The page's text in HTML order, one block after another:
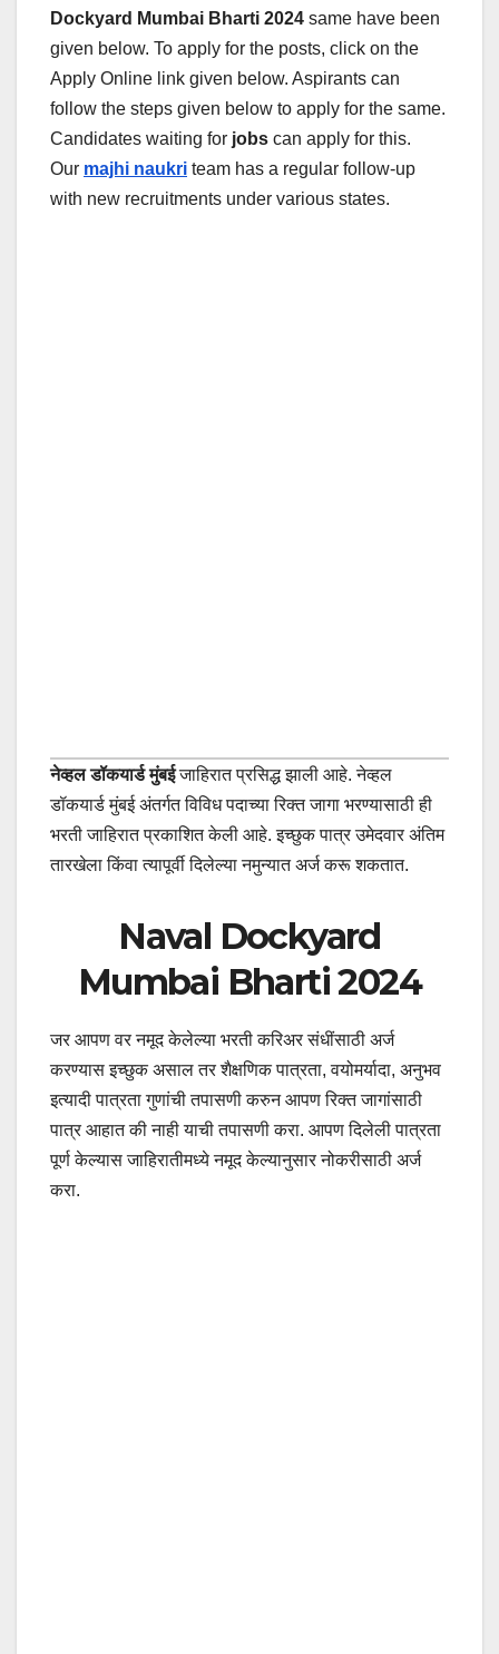
Dockyard Mumbai Bharti 2024 same have been
given below. To apply for the posts, click on the
Apply Online link given below. Aspirants can
follow the steps given below to apply for the same.
Candidates waiting for jobs can apply for this.
Our majhi naukri team has a regular follow-up
with new recruitments under various states.
नेव्हल डॉकयार्ड मुंबईजाहिरात प्रसिद्ध झाली आहे. नेव्हल
डॉकयार्ड मुंबई अंतर्गत विविध पदाच्या रिक्त जागा भरण्यासाठी ही
भरती जाहिरात प्रकाशित केली आहे. इच्छुक पात्र उमेदवार अंतिम
तारखेला किंवा त्यापूर्वी दिलेल्या नमुन्यात अर्ज करू शकतात.
Naval Dockyard
Mumbai Bharti 2024
जर आपण वर नमूद केलेल्या भरती करिअर संधींसाठी अर्ज
करण्यास इच्छुक असाल तर शैक्षणिक पात्रता, वयोमर्यादा, अनुभव
इत्यादी पात्रता गुणांची तपासणी करुन आपण रिक्त जागांसाठी
पात्र आहात की नाही याची तपासणी करा. आपण दिलेली पात्रता
पूर्ण केल्यास जाहिरातीमध्ये नमूद केल्यानुसार नोकरीसाठी अर्ज
करा.